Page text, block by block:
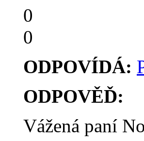
0
0
ODPOVÍDÁ:
ODPOVĚĎ:
Vážená paní